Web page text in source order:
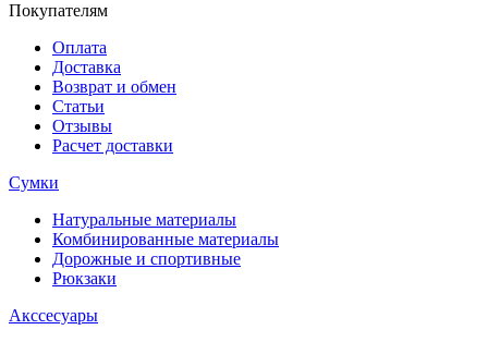
Покупателям
Оплата
Доставка
Возврат и обмен
Статьи
Отзывы
Расчет доставки
Сумки
Натуральные материалы
Комбинированные материалы
Дорожные и спортивные
Рюкзаки
Акссесуары